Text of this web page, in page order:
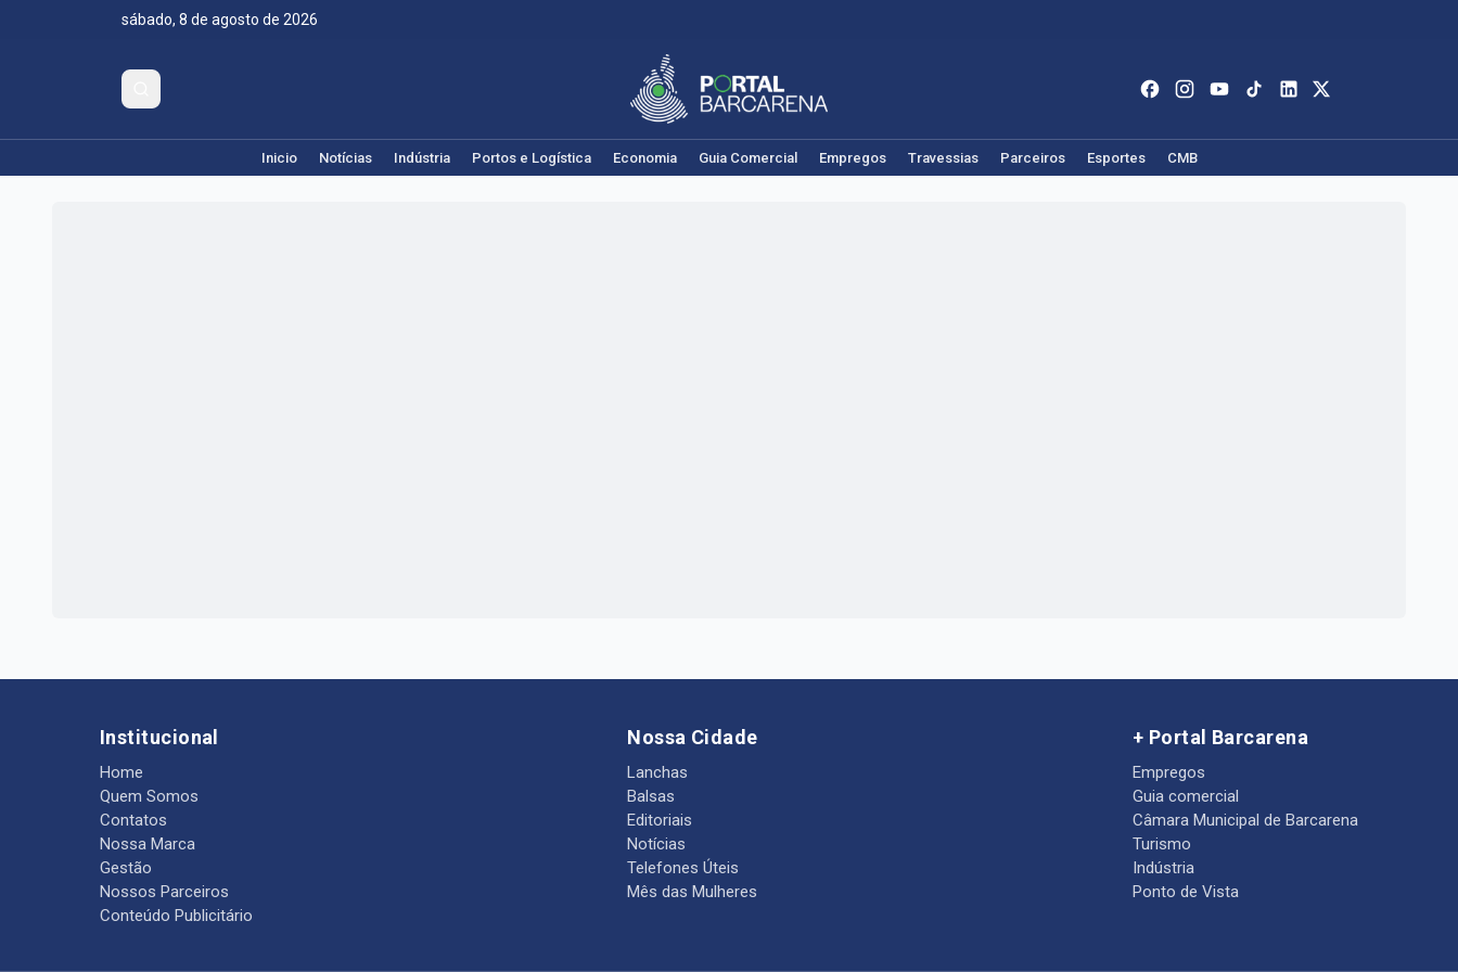
sábado, 8 de agosto de 2026
Inicio Notícias Indústria Portos e Logística Economia Guia Comercial Empregos Travessias Parceiros Esportes CMB
Institucional
Home
Quem Somos
Contatos
Nossa Marca
Gestão
Nossos Parceiros
Conteúdo Publicitário
Nossa Cidade
Lanchas
Balsas
Editoriais
Notícias
Telefones Úteis
Mês das Mulheres
+ Portal Barcarena
Empregos
Guia comercial
Câmara Municipal de Barcarena
Turismo
Indústria
Ponto de Vista